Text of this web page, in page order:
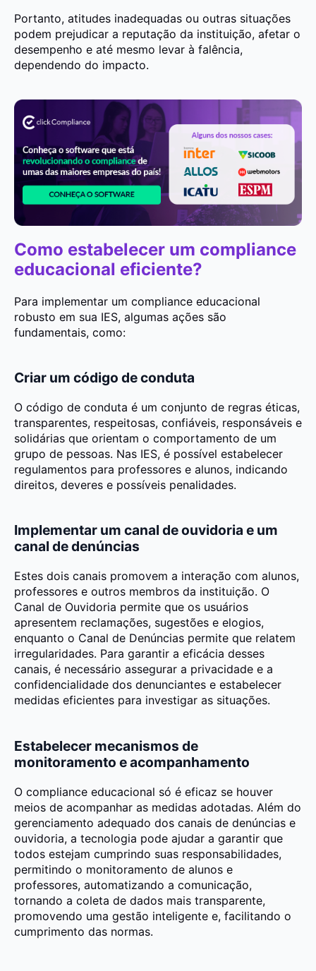
Portanto, atitudes inadequadas ou outras situações
podem prejudicar a reputação da instituição, afetar o
desempenho e até mesmo levar à falência,
dependendo do impacto.
Como estabelecer um compliance
educacional eficiente?
Para implementar um compliance educacional
robusto em sua IES, algumas ações são
fundamentais, como:
Criar um código de conduta
O código de conduta é um conjunto de regras éticas,
transparentes, respeitosas, confiáveis, responsáveis e
solidárias que orientam o comportamento de um
grupo de pessoas. Nas IES, é possível estabelecer
regulamentos para professores e alunos, indicando
direitos, deveres e possíveis penalidades.
Implementar um canal de ouvidoria e um
canal de denúncias
Estes dois canais promovem a interação com alunos,
professores e outros membros da instituição. O
Canal de Ouvidoria permite que os usuários
apresentem reclamações, sugestões e elogios,
enquanto o Canal de Denúncias permite que relatem
irregularidades. Para garantir a eficácia desses
canais, é necessário assegurar a privacidade e a
confidencialidade dos denunciantes e estabelecer
medidas eficientes para investigar as situações.
Estabelecer mecanismos de
monitoramento e acompanhamento
O compliance educacional só é eficaz se houver
meios de acompanhar as medidas adotadas. Além do
gerenciamento adequado dos canais de denúncias e
ouvidoria, a tecnologia pode ajudar a garantir que
todos estejam cumprindo suas responsabilidades,
permitindo o monitoramento de alunos e
professores, automatizando a comunicação,
tornando a coleta de dados mais transparente,
promovendo uma gestão inteligente e, facilitando o
cumprimento das normas.